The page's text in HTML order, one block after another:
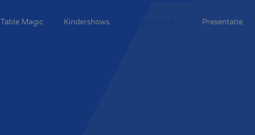
Table Magic Kindershows Presentatie